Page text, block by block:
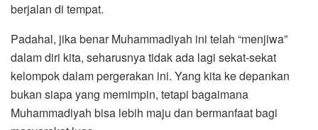
berjalan di tempat.
Padahal, jika benar Muhammadiyah ini telah “menjiwa”
dalam diri kita, seharusnya tidak ada lagi sekat-sekat
kelompok dalam pergerakan ini. Yang kita ke depankan
bukan siapa yang memimpin, tetapi bagaimana
Muhammadiyah bisa lebih maju dan bermanfaat bagi